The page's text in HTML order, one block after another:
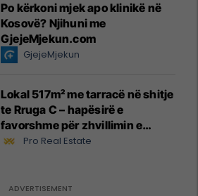
Po kërkoni mjek apo klinikë në
Kosovë? Njihuni me
GjejeMjekun.com
GjejeMjekun
Lokal 517m² me tarracë në shitje
te Rruga C – hapësirë e
favorshme për zhvillimin e
biznesit #15796
Pro Real Estate